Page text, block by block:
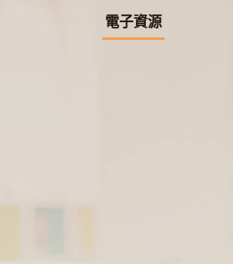
電子資源